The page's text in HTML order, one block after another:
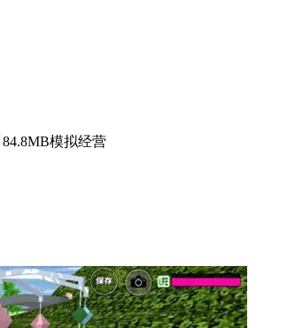
84.8MB模拟经营